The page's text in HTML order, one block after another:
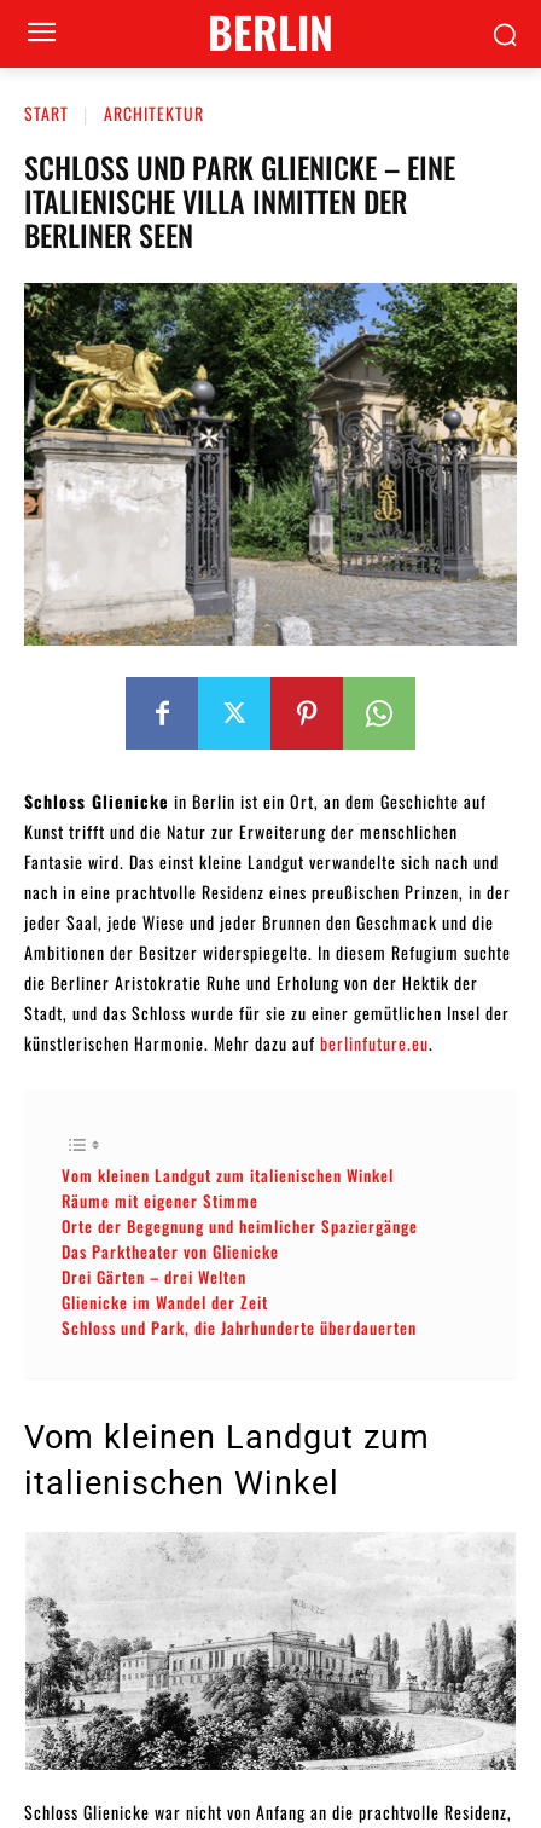
BERLIN
START ARCHITEKTUR
SCHLOSS UND PARK GLIENICKE – EINE
ITALIENISCHE VILLA INMITTEN DER
BERLINER SEEN
Schloss Glienicke in Berlin ist ein Ort, an dem Geschichte auf
Kunst trifft und die Natur zur Erweiterung der menschlichen
Fantasie wird. Das einst kleine Landgut verwandelte sich nach und
nach in eine prachtvolle Residenz eines preußischen Prinzen, in der
jeder Saal, jede Wiese und jeder Brunnen den Geschmack und die
Ambitionen der Besitzer widerspiegelte. In diesem Refugium suchte
die Berliner Aristokratie Ruhe und Erholung von der Hektik der
Stadt, und das Schloss wurde für sie zu einer gemütlichen Insel der
künstlerischen Harmonie. Mehr dazu auf berlinfuture.eu.
Vom kleinen Landgut zum italienischen Winkel
Räume mit eigener Stimme
Orte der Begegnung und heimlicher Spaziergänge
Das Parktheater von Glienicke
Drei Gärten – drei Welten
Glienicke im Wandel der Zeit
Schloss und Park, die Jahrhunderte überdauerten
Vom kleinen Landgut zum
italienischen Winkel
Schloss Glienicke war nicht von Anfang an die prachtvolle Residenz,